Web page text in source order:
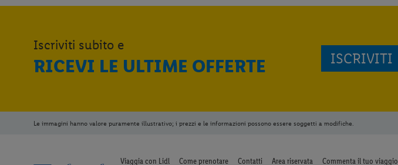
Iscriviti subito e
RICEVI LE ULTIME OFFERTE ISCRIVITI
Le immagini hanno valore puramente illustrativo; i prezzi e le informazioni possono essere soggetti a modifiche.
Viaggia con Lidl Come prenotare Contatti Area riservata Commenta il tuo viaggio